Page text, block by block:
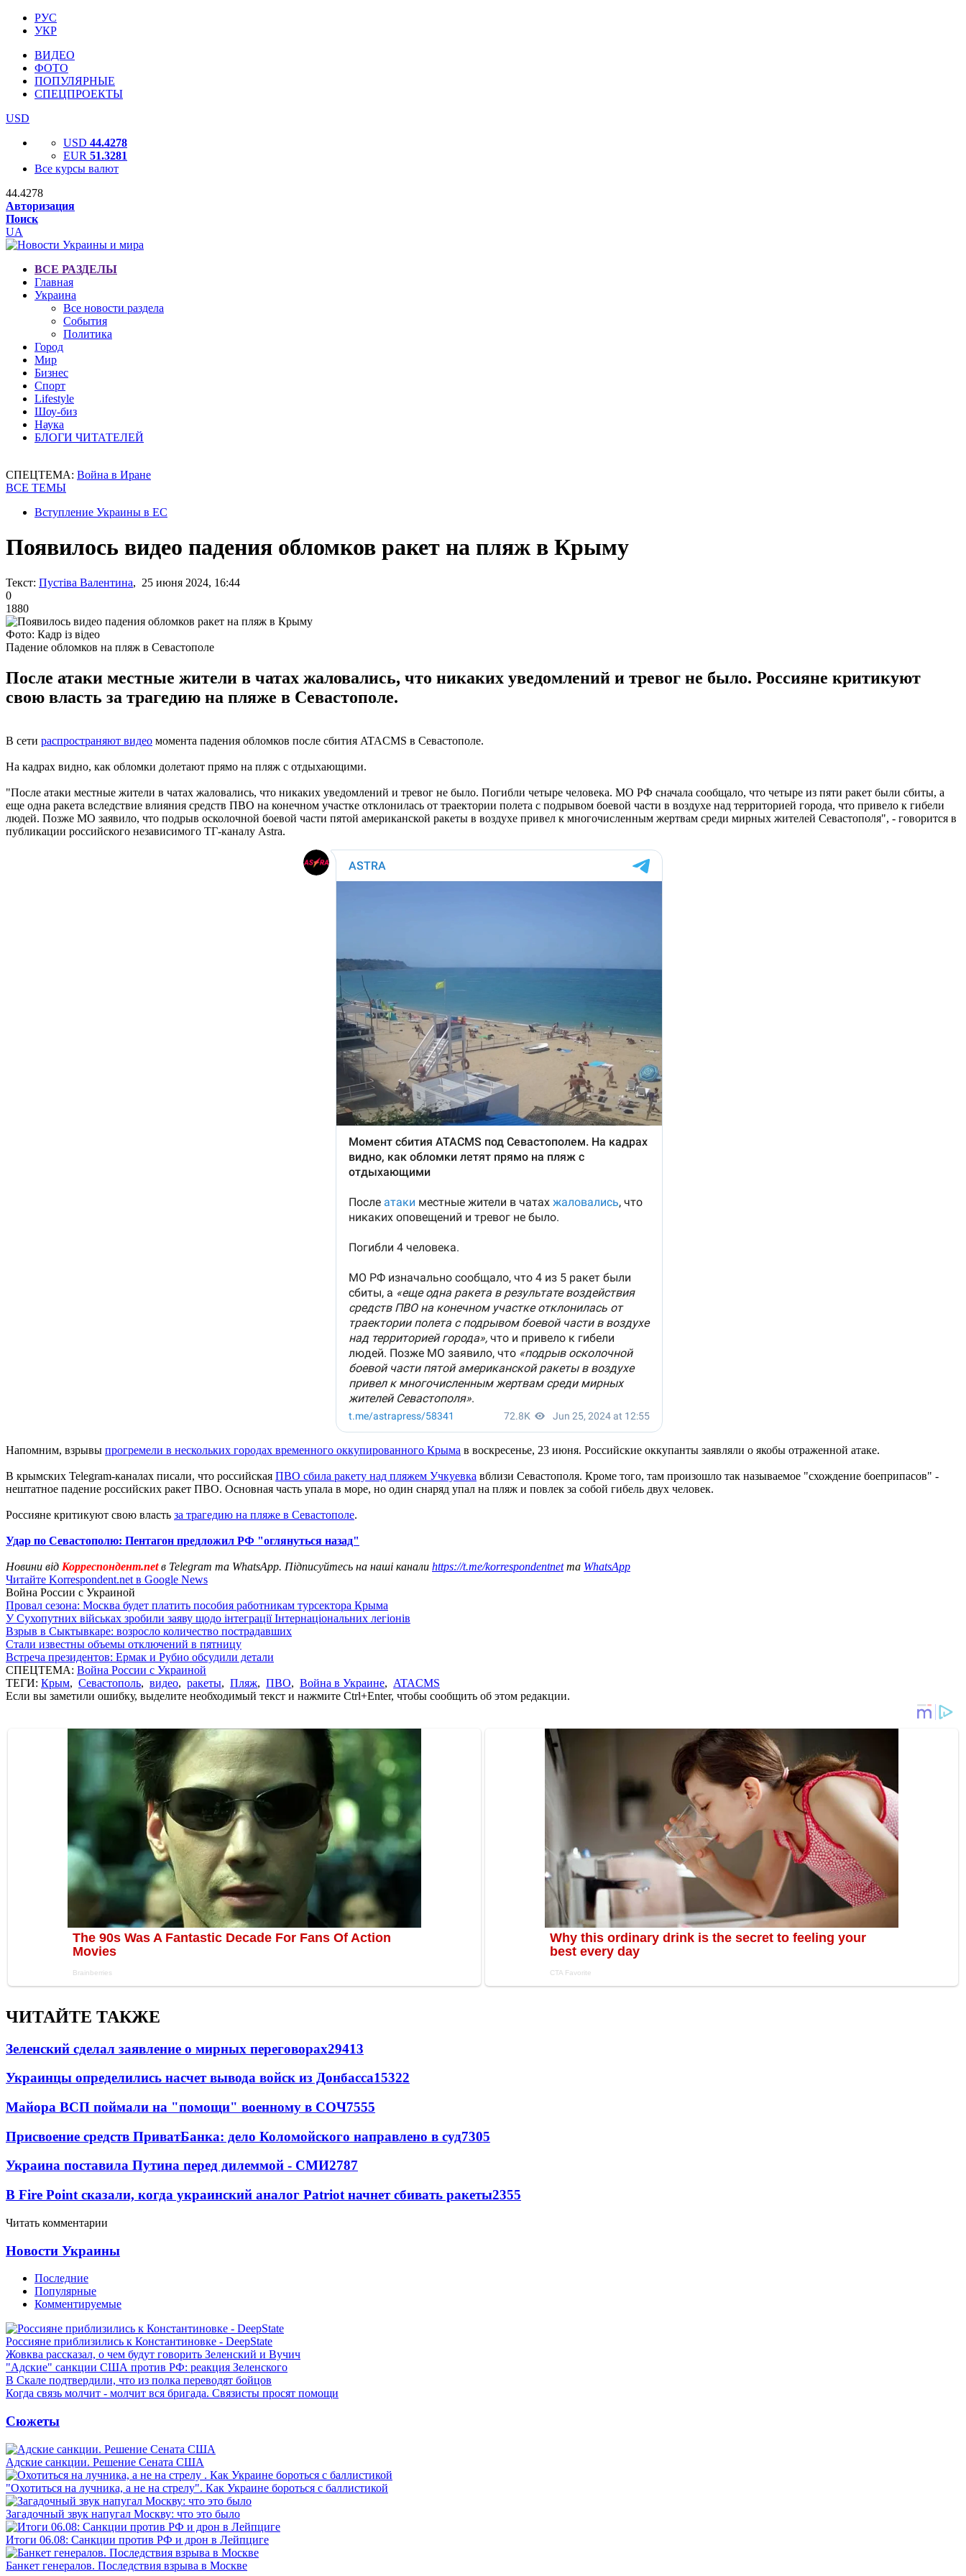
РУС
УКР
ВИДЕО
ФОТО
ПОПУЛЯРНЫЕ
СПЕЦПРОЕКТЫ
USD
USD 44.4278
EUR 51.3281
Все курсы валют
44.4278
Авторизация
Поиск
UA
ВСЕ РАЗДЕЛЫ
Главная
Украина
Все новости раздела
События
Политика
Город
Мир
Бизнес
Спорт
Lifestyle
Шоу-биз
Наука
БЛОГИ ЧИТАТЕЛЕЙ
СПЕЦТЕМА: Война в Иране
ВСЕ ТЕМЫ
Вступление Украины в ЕС
Появилось видео падения обломков ракет на пляж в Крыму
Текст: Пустіва Валентина, 25 июня 2024, 16:44
0
1880
Фото: Кадр із відео
Падение обломков на пляж в Севастополе
После атаки местные жители в чатах жаловались, что никаких уведомлений и тревог не было. Россияне критикуют
свою власть за трагедию на пляже в Севастополе.
В сети распространяют видео момента падения обломков после сбития ATACMS в Севастополе.
На кадрах видно, как обломки долетают прямо на пляж с отдыхающими.
"После атаки местные жители в чатах жаловались, что никаких уведомлений и тревог не было. Погибли четыре человека. МО РФ сначала сообщало, что четыре из пяти ракет были сбиты, а
еще одна ракета вследствие влияния средств ПВО на конечном участке отклонилась от траектории полета с подрывом боевой части в воздухе над территорией города, что привело к гибели
людей. Позже МО заявило, что подрыв осколочной боевой части пятой американской ракеты в воздухе привел к многочисленным жертвам среди мирных жителей Севастополя", - говорится в
публикации российского независимого ТГ-каналу Astra.
Напомним, взрывы прогремели в нескольких городах временного оккупированного Крыма в воскресенье, 23 июня. Российские оккупанты заявляли о якобы отраженной атаке.
В крымских Telegram-каналах писали, что российская ПВО сбила ракету над пляжем Учкуевка вблизи Севастополя. Кроме того, там произошло так называемое "схождение боеприпасов" -
нештатное падение российских ракет ПВО. Основная часть упала в море, но один снаряд упал на пляж и повлек за собой гибель двух человек.
Россияне критикуют свою власть за трагедию на пляже в Севастополе.
Удар по Севастополю: Пентагон предложил РФ "оглянуться назад"
Новини від Корреспондент.netв Telegram та WhatsApp. Підписуйтесь на наші канали https://t.me/korrespondentnetта WhatsApp
Читайте Korrespondent.net в Google News
Война России с Украиной
Провал сезона: Москва будет платить пособия работникам турсектора Крыма
У Сухопутних військах зробили заяву щодо інтеграції Інтернаціональних легіонів
Взрыв в Сыктывкаре: возросло количество пострадавших
Стали известны объемы отключений в пятницу
Встреча президентов: Ермак и Рубио обсудили детали
СПЕЦТЕМА: Война России с Украиной
ТЕГИ: Крым, Севастополь, видео, ракеты, Пляж, ПВО, Война в Украине, ATACMS
Если вы заметили ошибку, выделите необходимый текст и нажмите Ctrl+Enter, чтобы сообщить об этом редакции.
ЧИТАЙТЕ ТАКЖЕ
Зеленский сделал заявление о мирных переговорах29413
Украинцы определились насчет вывода войск из Донбасса15322
Майора ВСП поймали на "помощи" военному в СОЧ7555
Присвоение средств ПриватБанка: дело Коломойского направлено в суд7305
Украина поставила Путина перед дилеммой - СМИ2787
В Fire Point сказали, когда украинский аналог Patriot начнет сбивать ракеты2355
Читать комментарии
Новости Украины
Последние
Популярные
Комментируемые
Россияне приблизились к Константиновке - DeepState
Жовква рассказал, о чем будут говорить Зеленский и Вучич
"Адские" санкции США против РФ: реакция Зеленского
В Скале подтвердили, что из полка переводят бойцов
Когда связь молчит - молчит вся бригада. Связисты просят помощи
Сюжеты
Адские санкции. Решение Сената США
"Охотиться на лучника, а не на стрелу". Как Украине бороться с баллистикой
Загадочный звук напугал Москву: что это было
Итоги 06.08: Санкции против РФ и дрон в Лейпциге
Банкет генералов. Последствия взрыва в Москве